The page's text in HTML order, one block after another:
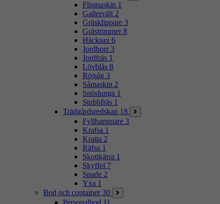
Flismaskin 1
Gallervält 2
Gräsklippare 3
Grästrimmer 8
Häcksax 6
Jordborr 3
Jordfräs 1
Lövblås 8
Röjsåg 3
Såmaskin 2
Snöslunga 1
Stubbfräs 1
Trädgårdsredskap 18
Fyllhammare 3
Krafsa 1
Kratta 2
Räfsa 1
Skottkärra 1
Skyffel 7
Spade 2
Yxa 1
Bod och container 30